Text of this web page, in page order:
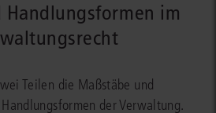
Handlungsformen im
Teilen die Maßstäbe und
der Verwaltung.